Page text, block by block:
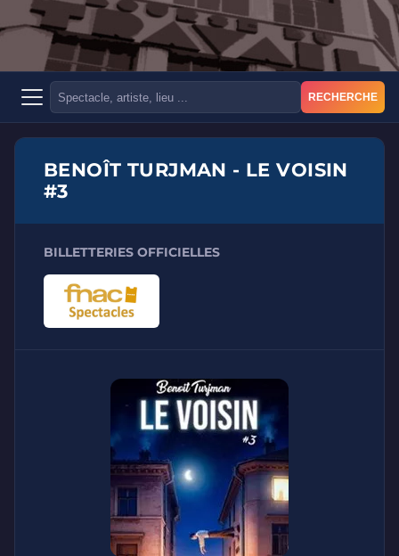
RECHERCHE
BENOÎT TURJMAN - LE VOISIN
#3
BILLETTERIES OFFICIELLES